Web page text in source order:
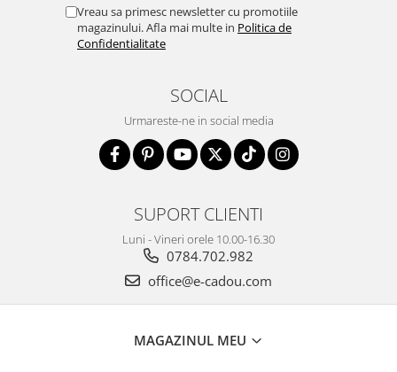
Vreau sa primesc newsletter cu promotiile
magazinului. Afla mai multe in Politica de
Confidentialitate
SOCIAL
Urmareste-ne in social media
SUPORT CLIENTI
Luni - Vineri orele 10.00-16.30
0784.702.982
office@e-cadou.com
MAGAZINUL MEU